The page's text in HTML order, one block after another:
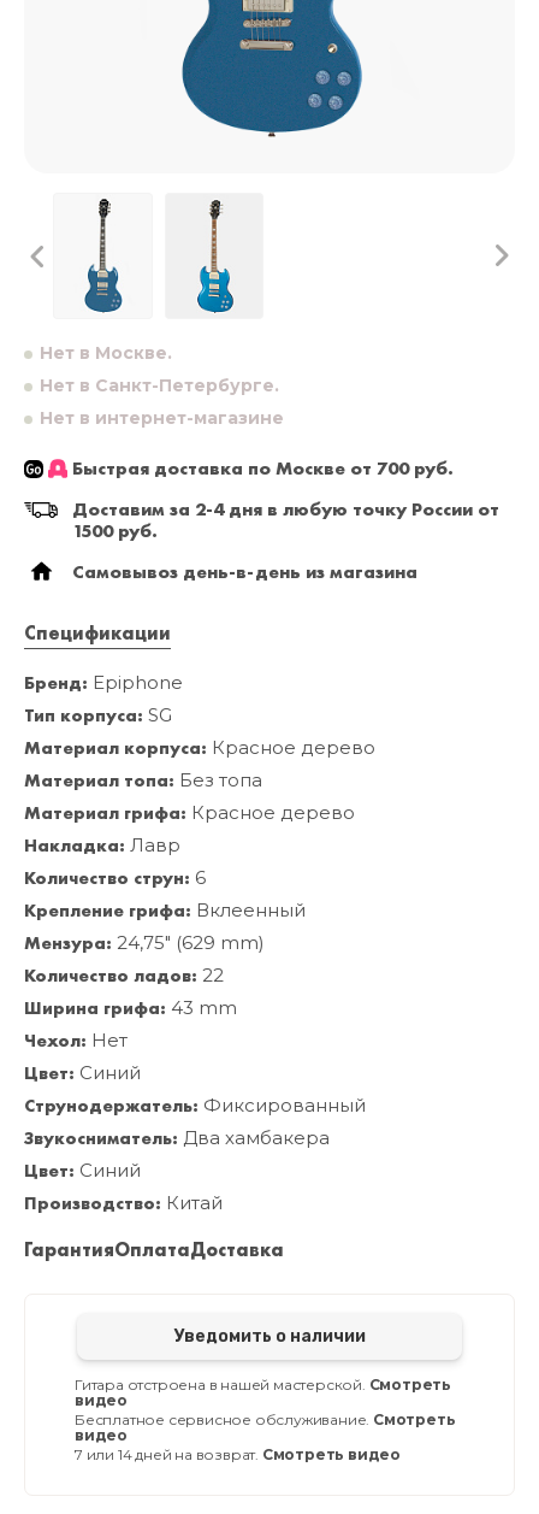
Нет в Москве.
Нет в Санкт-Петербурге.
Нет в интернет-магазине
Быстрая доставка по Москве от 700 руб.
Доставим за 2-4 дня в любую точку России от
1500 руб.
Самовывоз день-в-день из магазина
Спецификации
Бренд: Epiphone
Тип корпуса: SG
Материал корпуса: Красное дерево
Материал топа: Без топа
Материал грифа: Красное дерево
Накладка: Лавр
Количество струн: 6
Крепление грифа: Вклеенный
Мензура: 24,75" (629 mm)
Количество ладов: 22
Ширина грифа: 43 mm
Чехол: Нет
Цвет: Синий
Струнодержатель: Фиксированный
Звукосниматель: Два хамбакера
Цвет: Синий
Производство: Китай
ГарантияОплатаДоставка
Уведомить о наличии
Гитара отстроена в нашей мастерской. Смотреть
видео
Бесплатное сервисное обслуживание. Смотреть
видео
7 или 14 дней на возврат. Смотреть видео